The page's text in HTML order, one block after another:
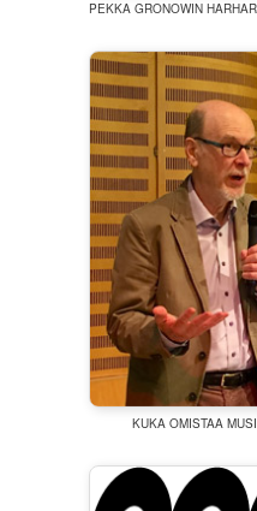
PEKKA GRONOWIN
KUKA OMISTAA